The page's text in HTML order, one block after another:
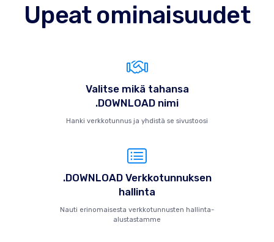
Upeat ominaisuudet
Valitse mikä tahansa
.DOWNLOAD nimi
Hanki verkkotunnus ja yhdistä se sivustoosi
.DOWNLOAD Verkkotunnuksen
hallinta
Nauti erinomaisesta verkkotunnusten hallinta-
alustastamme